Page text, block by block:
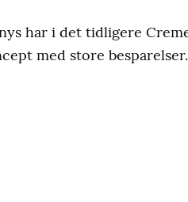
har i det tidligere
med store besparelser.